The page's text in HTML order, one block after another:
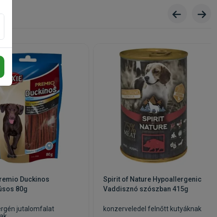
vagy
nap
Duckinos
80g
jutalomfalat
Spirit of Nature Hypoallergenic
Vaddisznó szószban 415g
konzerveledel felnőtt kutyáknak